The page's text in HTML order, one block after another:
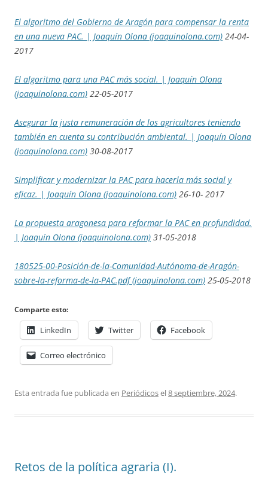
El algoritmo del Gobierno de Aragón para compensar la renta
en una nueva PAC. | Joaquín Olona (joaquinolona.com) 24-04-
2017
El algoritmo para una PAC más social. | Joaquín Olona
(joaquinolona.com) 22-05-2017
Asegurar la justa remuneración de los agricultores teniendo
también en cuenta su contribución ambiental. | Joaquín Olona
(joaquinolona.com) 30-08-2017
Simplificar y modernizar la PAC para hacerla más social y
eficaz. | Joaquín Olona (joaquinolona.com) 26-10- 2017
La propuesta aragonesa para reformar la PAC en profundidad.
| Joaquín Olona (joaquinolona.com) 31-05-2018
180525-00-Posición-de-la-Comunidad-Autónoma-de-Aragón-
sobre-la-reforma-de-la-PAC.pdf (joaquinolona.com) 25-05-2018
Comparte esto:
LinkedIn Twitter Facebook
Correo electrónico
Esta entrada fue publicada en Periódicosel8 septiembre, 2024.
Retos de la política agraria (I).